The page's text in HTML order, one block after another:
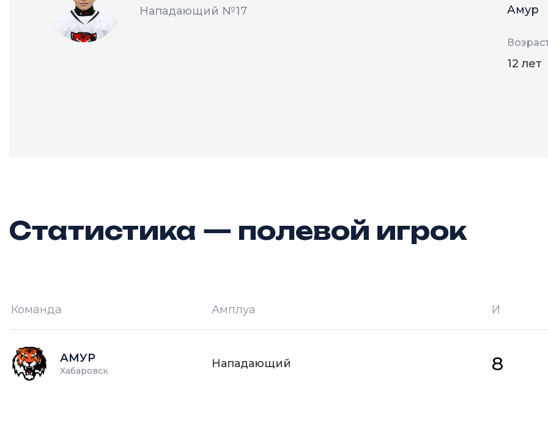
Нападающий №17 Амур
12 лет
Статистика — полевой игрок
Команда Амплуа И
АМУР
Хабаровск
Нападающий 8